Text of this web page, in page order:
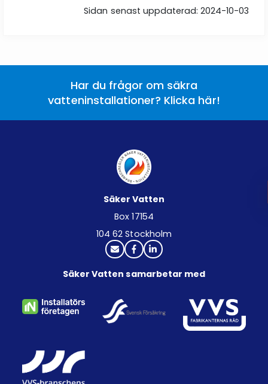
Samtycke
Jag godkänner integritetspolicyn
Sidan senast uppdaterad: 2024-10-03
Har du frågor om säkra
vatteninstallationer? Klicka här!
Säker Vatten
Box 17154
104 62 Stockholm
Säker Vatten samarbetar med